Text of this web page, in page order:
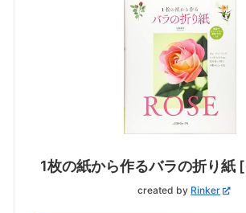
1枚の紙から作るバラの折り紙
created by Rinker